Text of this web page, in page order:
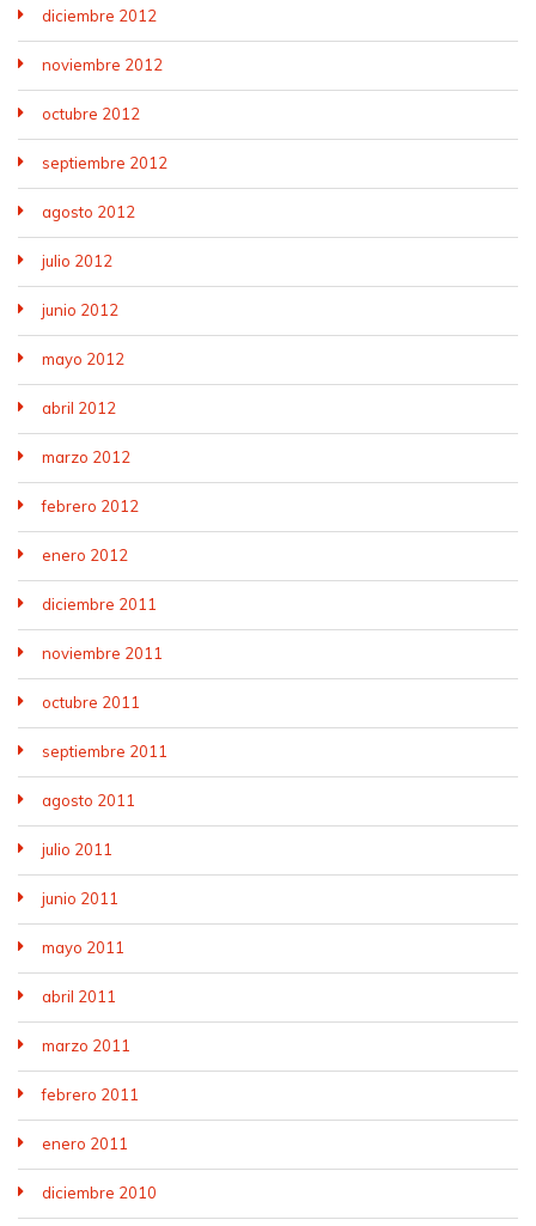
diciembre 2012
noviembre 2012
octubre 2012
septiembre 2012
agosto 2012
julio 2012
junio 2012
mayo 2012
abril 2012
marzo 2012
febrero 2012
enero 2012
diciembre 2011
noviembre 2011
octubre 2011
septiembre 2011
agosto 2011
julio 2011
junio 2011
mayo 2011
abril 2011
marzo 2011
febrero 2011
enero 2011
diciembre 2010